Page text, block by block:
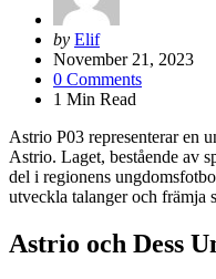
Posted
by
by Elif
November 21, 2023
0 Comments
1 Min Read
Astrio P03 representerar en
Astrio. Laget, bestående av
del i regionens
utveckla talanger och främja
Astrio och Dess